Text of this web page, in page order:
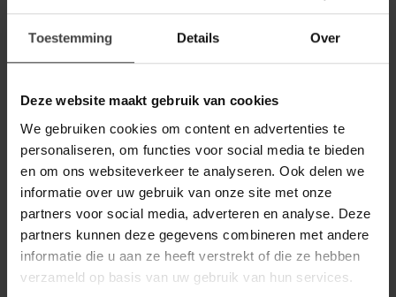
Toestemming Details Over
Deze website maakt gebruik van cookies
We gebruiken cookies om content en advertenties te
personaliseren, om functies voor social media te bieden
en om ons websiteverkeer te analyseren. Ook delen we
informatie over uw gebruik van onze site met onze
partners voor social media, adverteren en analyse. Deze
partners kunnen deze gegevens combineren met andere
informatie die u aan ze heeft verstrekt of die ze hebben
verzameld op basis van uw gebruik van hun services.
Benoa Dressoir Roots 240 cm
Op voorraad
BENOA
Benoa Salontafel Rond met 4
Laden Roots
Op voorraad
499,00
BENOA
Benoa TV Meubel Roots 1 deur
1 lade 110 429,00